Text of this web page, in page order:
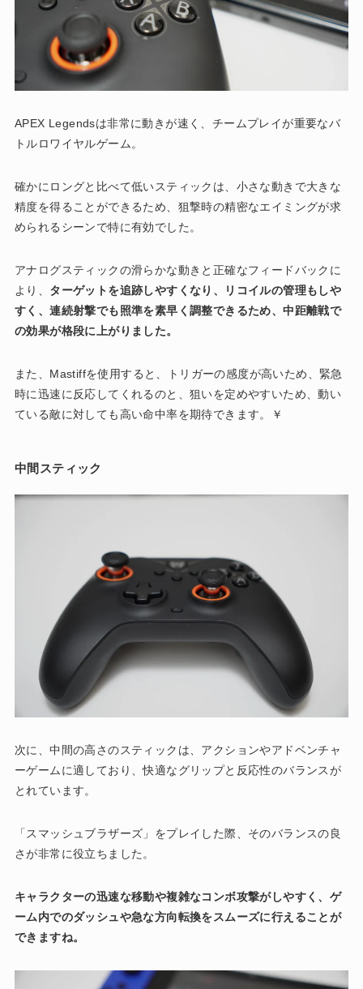
APEX Legendsは非常に動きが速く、チームプレイが重要なバ
トルロワイヤルゲーム。
確かにロングと比べて低いスティックは、小さな動きで大きな
精度を得ることができるため、狙撃時の精密なエイミングが求
められるシーンで特に有効でした。
アナログスティックの滑らかな動きと正確なフィードバックに
より、 ターゲットを追跡しやすくなり、リコイルの管理もしや
すく、連続射撃でも照準を素早く調整できるため、中距離戦で
の効果が格段に上がりました。
また、Mastiffを使用すると、トリガーの感度が高いため、緊急
時に迅速に反応してくれるのと、狙いを定めやすいため、動い
ている敵に対しても高い命中率を期待できます。￥
中間スティック
次に、中間の高さのスティックは、アクションやアドベンチャ
ーゲームに適しており、快適なグリップと反応性のバランスが
とれています。
「スマッシュブラザーズ」をプレイした際、そのバランスの良
さが非常に役立ちました。
キャラクターの迅速な移動や複雑なコンボ攻撃がしやすく、ゲ
ーム内でのダッシュや急な方向転換をスムーズに行えることが
できますね。